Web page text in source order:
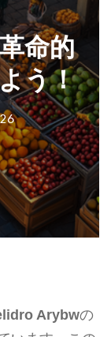
命的
う！
Arybwの